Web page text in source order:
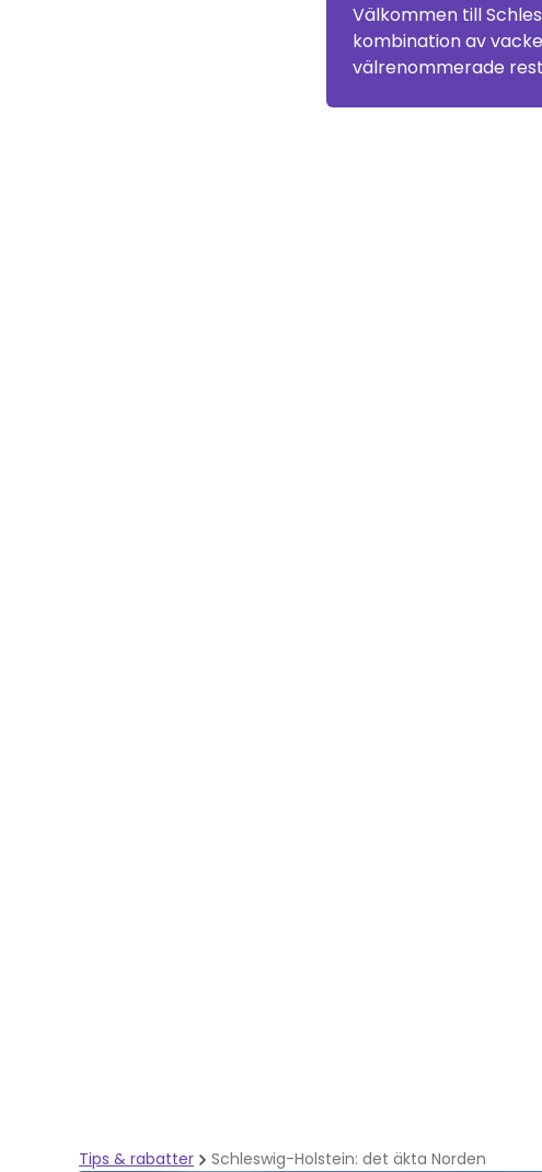
Välkommen till
kombination av
välrenommerade
Tips & rabatter Schleswig-Holstein: det äkta Norden